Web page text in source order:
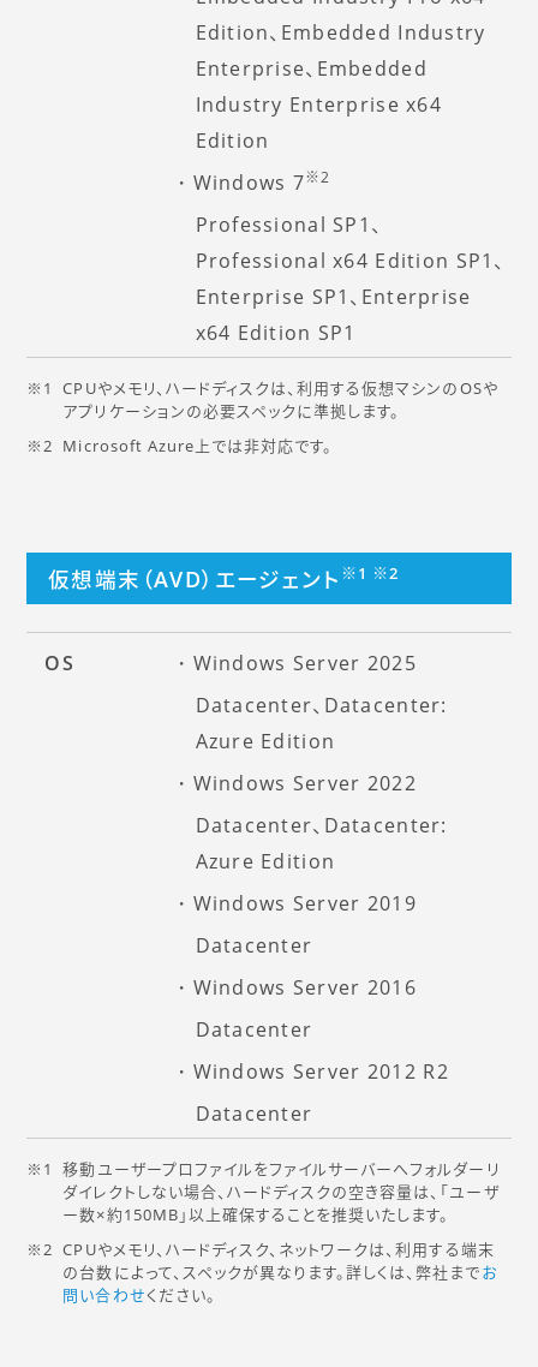
Edition、Embedded Industry
Enterprise、Embedded
Industry Enterprise x64
Edition
Windows 7※2
Professional SP1、
Professional x64 Edition SP1、
Enterprise SP1、Enterprise
x64 Edition SP1
CPUやメモリ、ハードディスクは、利用する仮想マシンのOSや
アプリケーションの必要スペックに準拠します。
Microsoft Azure上では非対応です。
仮想端末（AVD）エージェント ※1 ※2
OS
Windows Server 2025
Datacenter、Datacenter:
Azure Edition
Windows Server 2022
Datacenter、Datacenter:
Azure Edition
Windows Server 2019
Datacenter
Windows Server 2016
Datacenter
Windows Server 2012 R2
Datacenter
移動ユーザープロファイルをファイルサーバーへフォルダーリ
ダイレクトしない場合、ハードディスクの空き容量は、「ユーザ
ー数×約150MB」以上確保することを推奨いたします。
CPUやメモリ、ハードディスク、ネットワークは、利用する端末
の台数によって、スペックが異なります。詳しくは、弊社までお
問い合わせください。